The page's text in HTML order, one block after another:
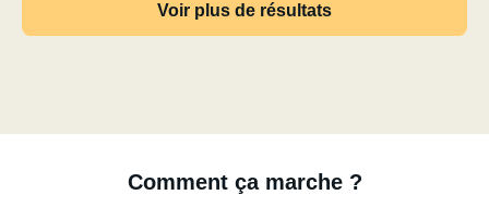
Voir plus de résultats
Comment ça marche ?